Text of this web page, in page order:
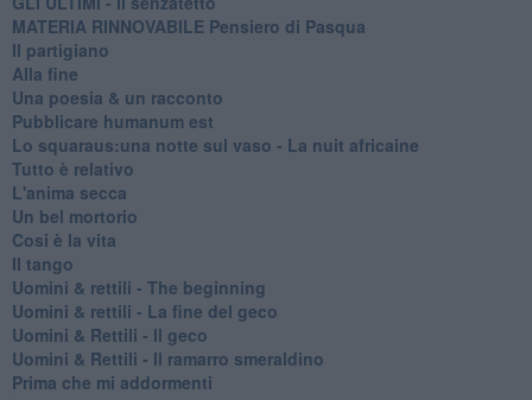
MATERIA RINNOVABILE Pensiero di Pasqua
Il partigiano
Alla fine
Una poesia & un racconto
Pubblicare humanum est
Lo squaraus:una notte sul vaso - La nuit africaine
Tutto è relativo
L'anima secca
Un bel mortorio
Cosi è la vita
Il tango
​Uomini & rettili - The beginning
​Uomini & rettili - La fine del geco
Uomini & Rettili - Il geco
Uomini & Rettili - Il ramarro smeraldino
Prima che mi addormenti